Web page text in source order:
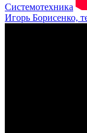
Системотехника
Игорь Борисенко,